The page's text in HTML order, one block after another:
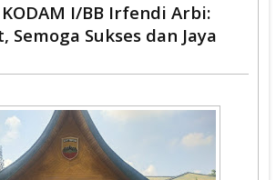
KODAM I/BB Irfendi Arbi:
Semoga Sukses dan Jaya